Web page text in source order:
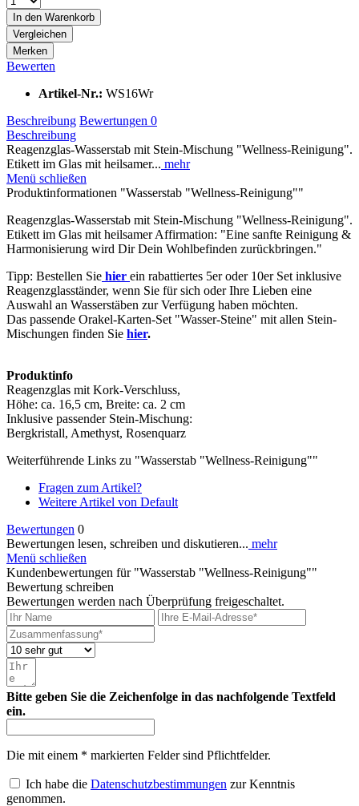
In den Warenkorb
Vergleichen
Merken
Bewerten
Artikel-Nr.: WS16Wr
Beschreibung Bewertungen 0
Beschreibung
Reagenzglas-Wasserstab mit Stein-Mischung "Wellness-Reinigung".
Etikett im Glas mit heilsamer... mehr
Menü schließen
Produktinformationen "Wasserstab "Wellness-Reinigung""
Reagenzglas-Wasserstab mit Stein-Mischung "Wellness-Reinigung".
Etikett im Glas mit heilsamer Affirmation: "Eine sanfte Reinigung &
Harmonisierung wird Dir Dein Wohlbefinden zurückbringen."
Tipp: Bestellen Sie hier ein rabattiertes 5er oder 10er Set inklusive
Reagenzglasständer, wenn Sie für sich oder Ihre Lieben eine
Auswahl an Wasserstäben zur Verfügung haben möchten.
Das passende Orakel-Karten-Set "Wasser-Steine" mit allen Stein-
Mischungen finden Sie hier.
Produktinfo
Reagenzglas mit Kork-Verschluss,
Höhe: ca. 16,5 cm, Breite: ca. 2 cm
Inklusive passender Stein-Mischung:
Bergkristall, Amethyst, Rosenquarz
Weiterführende Links zu "Wasserstab "Wellness-Reinigung""
Fragen zum Artikel?
Weitere Artikel von Default
Bewertungen 0
Bewertungen lesen, schreiben und diskutieren... mehr
Menü schließen
Kundenbewertungen für "Wasserstab "Wellness-Reinigung""
Bewertung schreiben
Bewertungen werden nach Überprüfung freigeschaltet.
Bitte geben Sie die Zeichenfolge in das nachfolgende Textfeld
ein.
Die mit einem * markierten Felder sind Pflichtfelder.
Ich habe die Datenschutzbestimmungen zur Kenntnis
genommen.